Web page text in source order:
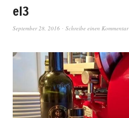
el3
September 28, 2016 Schreibe einen Kommentar